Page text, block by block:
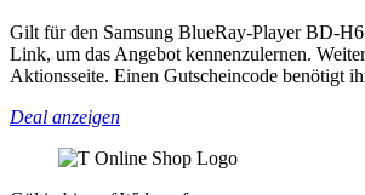
Gilt für den Samsung BlueRay-Player BD-
Link, um das Angebot kennenzulernen.
Aktionsseite. Einen Gutscheincode benötigt
Deal anzeigen